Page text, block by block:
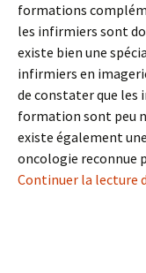
formations
les infirmiers sont
existe bien une
infirmiers en
de constater que les
formation sont peu
existe également
oncologie reconnue
Continuer la lecture